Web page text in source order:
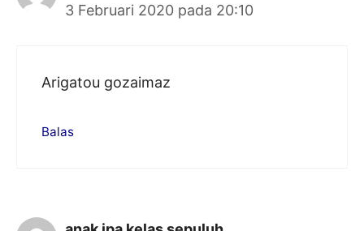
3 Februari 2020 pada 20:10
Arigatou gozaimaz
Balas